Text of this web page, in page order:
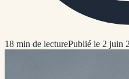
18 min de lecturePublié le 2 juin